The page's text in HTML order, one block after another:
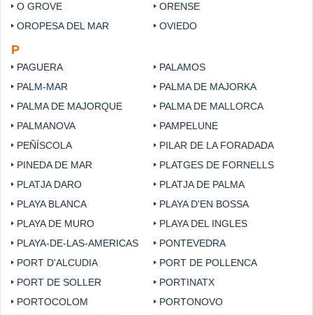
O GROVE
ORENSE
OROPESA DEL MAR
OVIEDO
P
PAGUERA
PALAMOS
PALM-MAR
PALMA DE MAJORKA
PALMA DE MAJORQUE
PALMA DE MALLORCA
PALMANOVA
PAMPELUNE
PEÑÍSCOLA
PILAR DE LA FORADADA
PINEDA DE MAR
PLATGES DE FORNELLS
PLATJA DARO
PLATJA DE PALMA
PLAYA BLANCA
PLAYA D'EN BOSSA
PLAYA DE MURO
PLAYA DEL INGLES
PLAYA-DE-LAS-AMERICAS
PONTEVEDRA
PORT D'ALCUDIA
PORT DE POLLENCA
PORT DE SOLLER
PORTINATX
PORTOCOLOM
PORTONOVO